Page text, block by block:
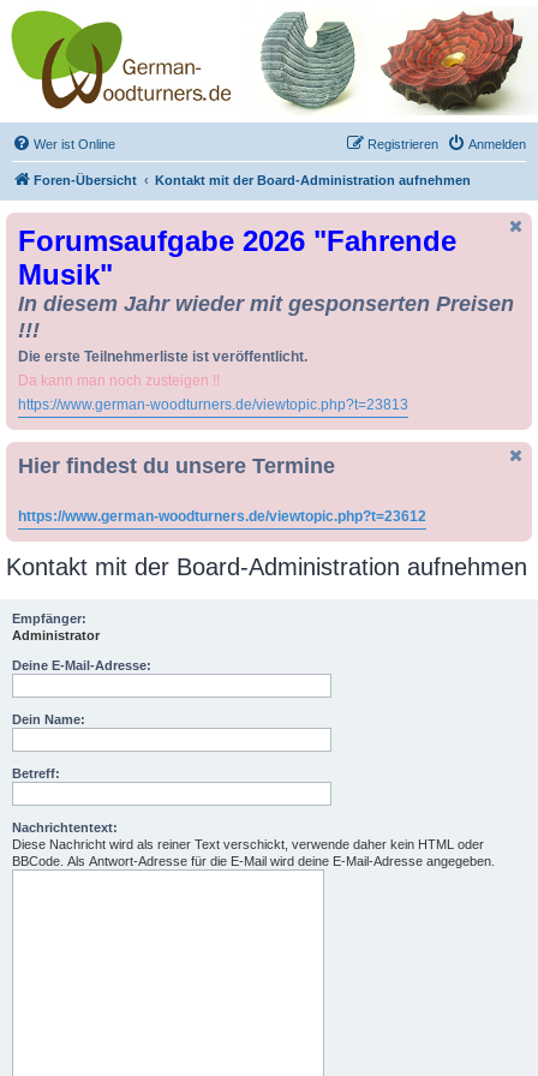
Drechseln und
Kunsthandwerk -
German-Woodturners
*Forum Sauerland*
Der Treffpunkt für Drechsler und Freunde des Kunsthandwerks
Wer ist Online Anmelden
Registrieren
Foren-Übersicht Kontakt mit der Board-Administration aufnehmen
Forumsaufgabe 2026 "Fahrende
Musik"
In diesem Jahr wieder mit gesponserten Preisen
!!!
Die erste Teilnehmerliste ist veröffentlicht.
Da kann man noch zusteigen !!
https://www.german-woodturners.de/viewtopic.php?t=23813
Hier findest du unsere Termine
https://www.german-woodturners.de/viewtopic.php?t=23612
Kontakt mit der Board-Administration aufnehmen
Empfänger:
Administrator
Deine E-Mail-Adresse:
Dein Name:
Betreff:
Nachrichtentext:
Diese Nachricht wird als reiner Text verschickt, verwende daher kein HTML oder
BBCode. Als Antwort-Adresse für die E-Mail wird deine E-Mail-Adresse angegeben.